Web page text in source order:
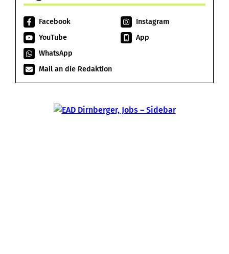
Facebook
Instagram
YouTube
App
WhatsApp
Mail an die Redaktion